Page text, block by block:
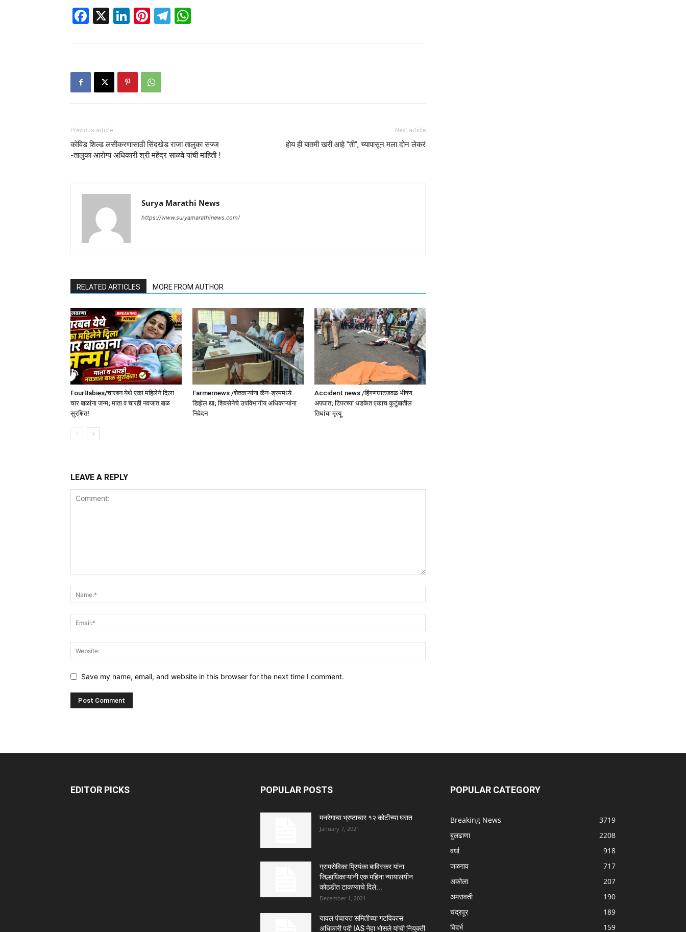
Facebook
X LinkedIn
Pinterest
Telegram
Previous article
कोविड शिल्ड लसीकरणासाठी सिंदखेड राजा तालुका सज्ज
-तालुका आरोग्य अधिकारी श्री महेंद्र साळवे यांची माहिती !
Next article
होय ही बातमी खरी आहे “ती”, च्यापासून मला दोन लेकरं
Surya Marathi News
https://www.suryamarathinews.com/
RELATED ARTICLES MORE FROM AUTHOR
FourBabies/चारबन येथे एका महिलेने दिला
चार बाळांना जन्म; माता व चारही नवजात बाळ
सुरक्षित!
Farmernews /शेतकऱ्यांना कॅन-ड्रममध्ये
डिझेल द्या; शिवसेनेचे उपविभागीय अधिकाऱ्यांना
निवेदन
Accident news /हिंगणघाटजवळ भीषण
अपघात; टिपरच्या धडकेत एकाच कुटुंबातील
तिघांचा मृत्यू
LEAVE A REPLY
Save my name, email, and website in this browser for the next time I comment.
EDITOR PICKS POPULAR POSTS
मनरेगाचा भ्रष्टाचार १२ कोटीच्या घरात
January 7, 2021
ग्रामसेविका प्रियंका बाविस्कर यांना
जिल्हाधिकाऱ्यांनी एक महिना न्यायालयीन
कोठडीत टाकण्याचे दिले...
December 1, 2021
यावल पंचायत समितीच्या गटविकास
अधिकारी पदी IAS नेहा भोसले यांची नियुक्ती
POPULAR CATEGORY
Breaking News
3719
बुलढाणा
2208
वर्धा
918
जळगाव
717
अकोला
207
अमरावती
190
चंद्रपूर
189
विदर्भ
159